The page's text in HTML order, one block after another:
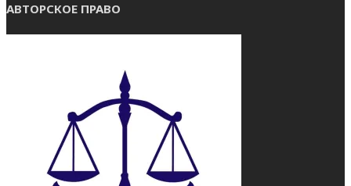
АВТОРСКОЕ ПРАВО